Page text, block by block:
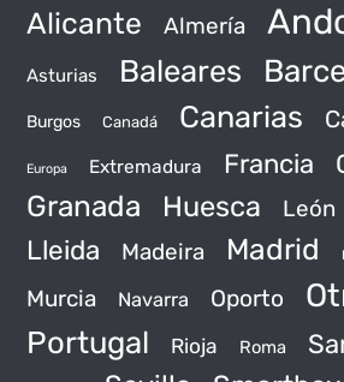
Alicante Almería
Asturias Baleares
Burgos Canadá Canarias
Europa Extremadura Francia
Granada Huesca León
Lleida Madeira Madrid
Murcia Navarra Oporto
Portugal Rioja Roma